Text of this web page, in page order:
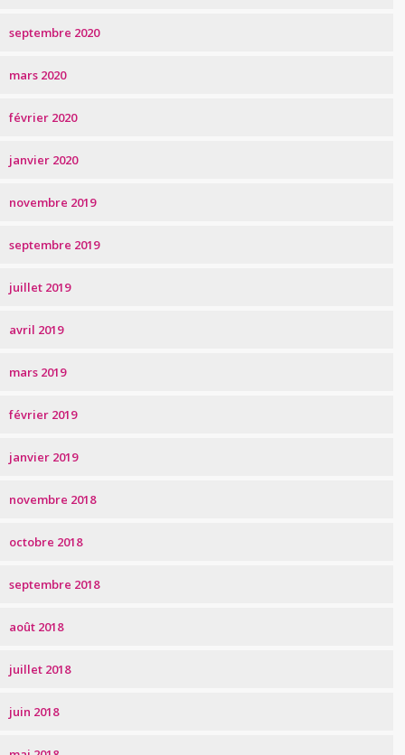
septembre 2020
mars 2020
février 2020
janvier 2020
novembre 2019
septembre 2019
juillet 2019
avril 2019
mars 2019
février 2019
janvier 2019
novembre 2018
octobre 2018
septembre 2018
août 2018
juillet 2018
juin 2018